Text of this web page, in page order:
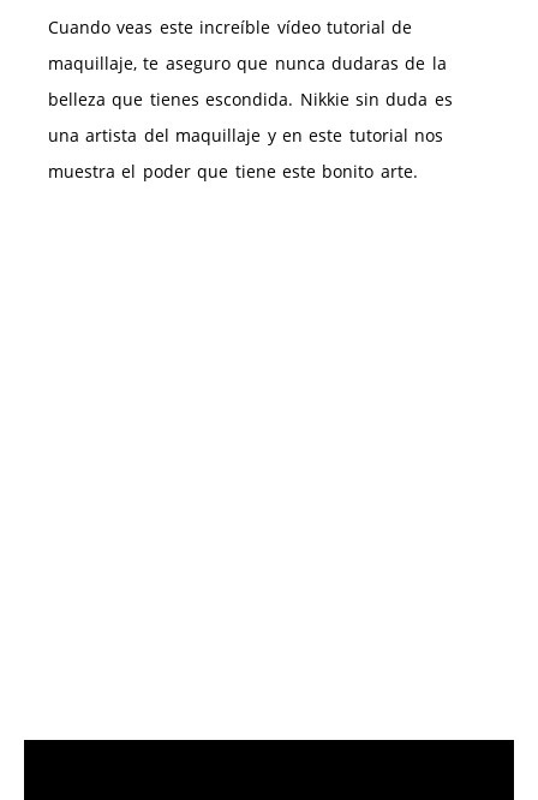
Cuando veas este increíble vídeo tutorial de
maquillaje, te aseguro que nunca dudaras de la
belleza que tienes escondida. Nikkie sin duda es
una artista del maquillaje y en este tutorial nos
muestra el poder que tiene este bonito arte.